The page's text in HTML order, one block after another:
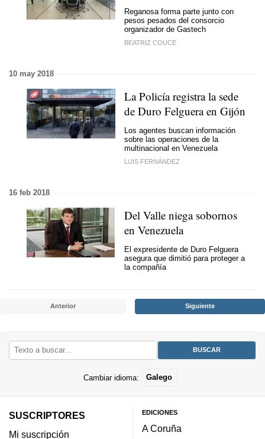
Reganosa forma parte junto con
pesos pesados del consorcio
organizador de Gastech
BEATRIZ COUCE
10 may 2018
La Policía registra la sede
de Duro Felguera en Gijón
Los agentes buscan información
sobre las operaciones de la
multinacional en Venezuela
LUIS FERNÁNDEZ
16 feb 2018
Del Valle niega sobornos
en Venezuela
El expresidente de Duro Felguera
asegura que dimitió para proteger a
la compañía
Anterior Siguiente
Cambiar idioma: Galego
SUSCRIPTORES
Mi suscripción
EDICIONES
A Coruña